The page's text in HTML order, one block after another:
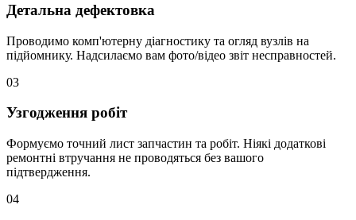
Детальна дефектовка
Проводимо комп'ютерну діагностику та огляд вузлів на
підйомнику. Надсилаємо вам фото/відео звіт несправностей.
03
Узгодження робіт
Формуємо точний лист запчастин та робіт. Ніякі додаткові
ремонтні втручання не проводяться без вашого
підтвердження.
04